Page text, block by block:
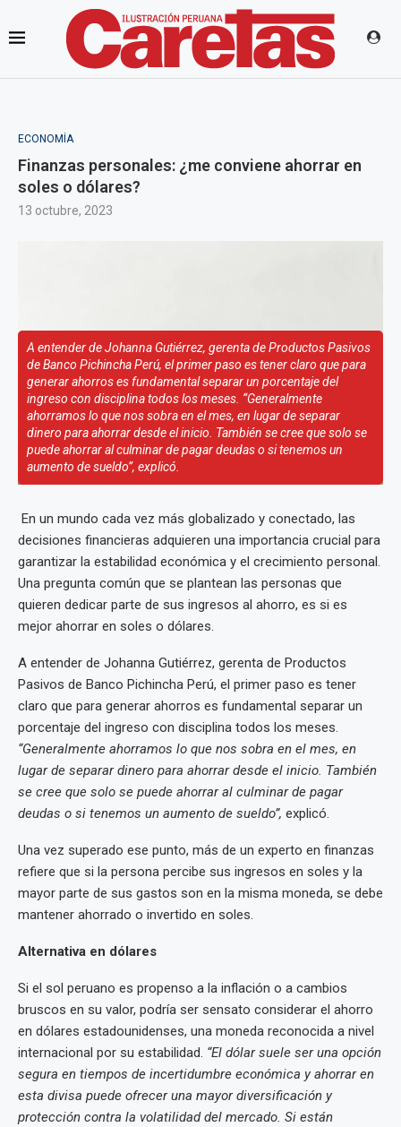
ECONOMÍA
Finanzas personales: ¿me conviene ahorrar en
soles o dólares?
13 octubre, 2023
A entender de Johanna Gutiérrez, gerenta de Productos Pasivos
de Banco Pichincha Perú, el primer paso es tener claro que para
generar ahorros es fundamental separar un porcentaje del
ingreso con disciplina todos los meses. “Generalmente
ahorramos lo que nos sobra en el mes, en lugar de separar
dinero para ahorrar desde el inicio. También se cree que solo se
puede ahorrar al culminar de pagar deudas o si tenemos un
aumento de sueldo”, explicó.
En un mundo cada vez más globalizado y conectado, las
decisiones financieras adquieren una importancia crucial para
garantizar la estabilidad económica y el crecimiento personal.
Una pregunta común que se plantean las personas que
quieren dedicar parte de sus ingresos al ahorro, es si es
mejor ahorrar en soles o dólares.
A entender de Johanna Gutiérrez, gerenta de Productos
Pasivos de Banco Pichincha Perú, el primer paso es tener
claro que para generar ahorros es fundamental separar un
porcentaje del ingreso con disciplina todos los meses.
“Generalmente ahorramos lo que nos sobra en el mes, en
lugar de separar dinero para ahorrar desde el inicio. También
se cree que solo se puede ahorrar al culminar de pagar
deudas o si tenemos un aumento de sueldo”, explicó.
Una vez superado ese punto, más de un experto en finanzas
refiere que si la persona percibe sus ingresos en soles y la
mayor parte de sus gastos son en la misma moneda, se debe
mantener ahorrado o invertido en soles.
Alternativa en dólares
Si el sol peruano es propenso a la inflación o a cambios
bruscos en su valor, podría ser sensato considerar el ahorro
en dólares estadounidenses, una moneda reconocida a nivel
internacional por su estabilidad. “El dólar suele ser una opción
segura en tiempos de incertidumbre económica y ahorrar en
esta divisa puede ofrecer una mayor diversificación y
protección contra la volatilidad del mercado. Si están